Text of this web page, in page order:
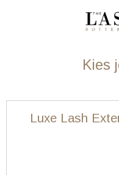
Kies
Luxe Lash